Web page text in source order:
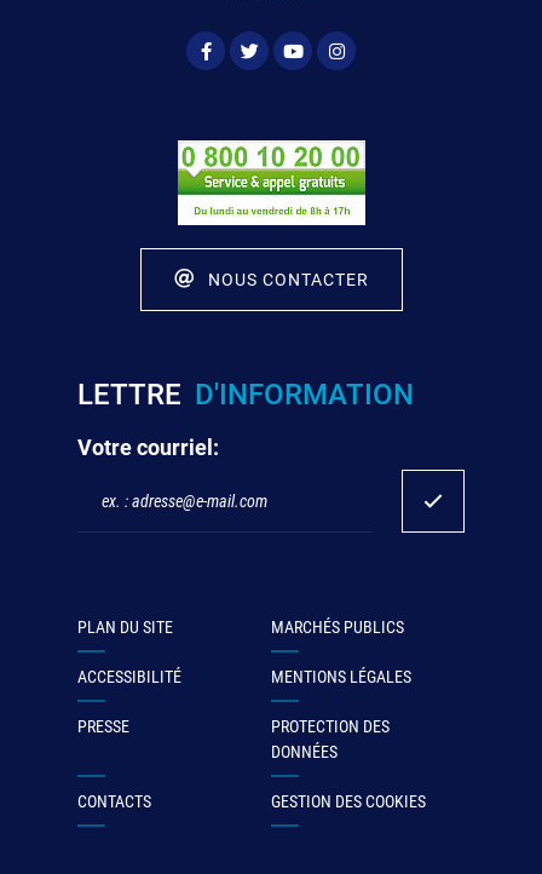
NOUS CONTACTER
LETTRE D'INFORMATION
Votre courriel:
PLAN DU SITE MARCHÉS PUBLICS
ACCESSIBILITÉ MENTIONS LÉGALES
PRESSE
PROTECTION DES
DONNÉES
CONTACTS GESTION DES COOKIES